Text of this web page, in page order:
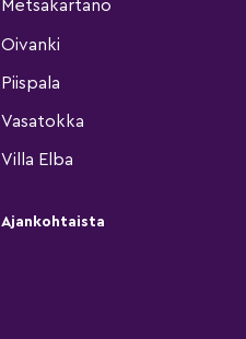
Metsäkartano
Oivanki
Piispala
Vasatokka
Villa Elba
Ajankohtaista